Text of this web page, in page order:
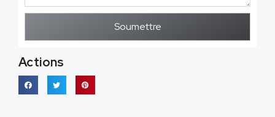
Soumettre
Actions